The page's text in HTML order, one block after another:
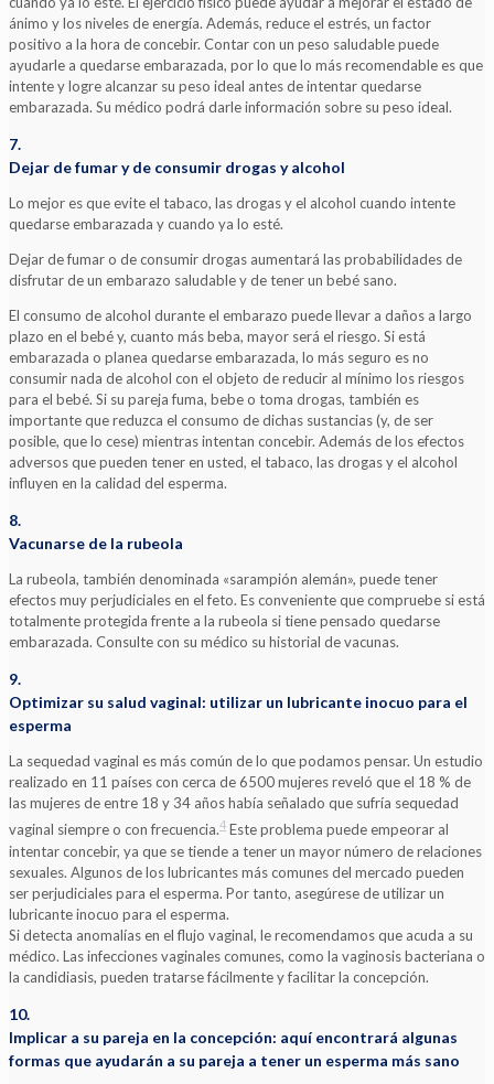
ánimo y los niveles de energía. Además, reduce el estrés, un factor
positivo a la hora de concebir. Contar con un peso saludable puede
ayudarle a quedarse embarazada, por lo que lo más recomendable es que
intente y logre alcanzar su peso ideal antes de intentar quedarse
embarazada. Su médico podrá darle información sobre su peso ideal.
7.
Dejar de fumar y de consumir drogas y alcohol
Lo mejor es que evite el tabaco, las drogas y el alcohol cuando intente
quedarse embarazada y cuando ya lo esté.
Dejar de fumar o de consumir drogas aumentará las probabilidades de
disfrutar de un embarazo saludable y de tener un bebé sano.
El consumo de alcohol durante el embarazo puede llevar a daños a largo
plazo en el bebé y, cuanto más beba, mayor será el riesgo. Si está
embarazada o planea quedarse embarazada, lo más seguro es no
consumir nada de alcohol con el objeto de reducir al mínimo los riesgos
para el bebé. Si su pareja fuma, bebe o toma drogas, también es
importante que reduzca el consumo de dichas sustancias (y, de ser
posible, que lo cese) mientras intentan concebir. Además de los efectos
adversos que pueden tener en usted, el tabaco, las drogas y el alcohol
influyen en la calidad del esperma.
8.
Vacunarse de la rubeola
La rubeola, también denominada «sarampión alemán», puede tener
efectos muy perjudiciales en el feto. Es conveniente que compruebe si está
totalmente protegida frente a la rubeola si tiene pensado quedarse
embarazada. Consulte con su médico su historial de vacunas.
9.
Optimizar su salud vaginal: utilizar un lubricante inocuo para el
esperma
La sequedad vaginal es más común de lo que podamos pensar. Un estudio
realizado en 11 países con cerca de 6500 mujeres reveló que el 18 % de
las mujeres de entre 18 y 34 años había señalado que sufría sequedad
vaginal siempre o con frecuencia.4 Este problema puede empeorar al
intentar concebir, ya que se tiende a tener un mayor número de relaciones
sexuales. Algunos de los lubricantes más comunes del mercado pueden
ser perjudiciales para el esperma. Por tanto, asegúrese de utilizar un
lubricante inocuo para el esperma.
Si detecta anomalías en el flujo vaginal, le recomendamos que acuda a su
médico. Las infecciones vaginales comunes, como la vaginosis bacteriana o
la candidiasis, pueden tratarse fácilmente y facilitar la concepción.
10.
Implicar a su pareja en la concepción: aquí encontrará algunas
formas que ayudarán a su pareja a tener un esperma más sano